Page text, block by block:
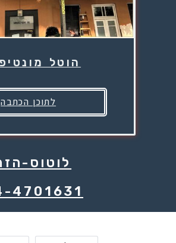
הוטל
לתוכן הכתבה
לוטוס-
4701631